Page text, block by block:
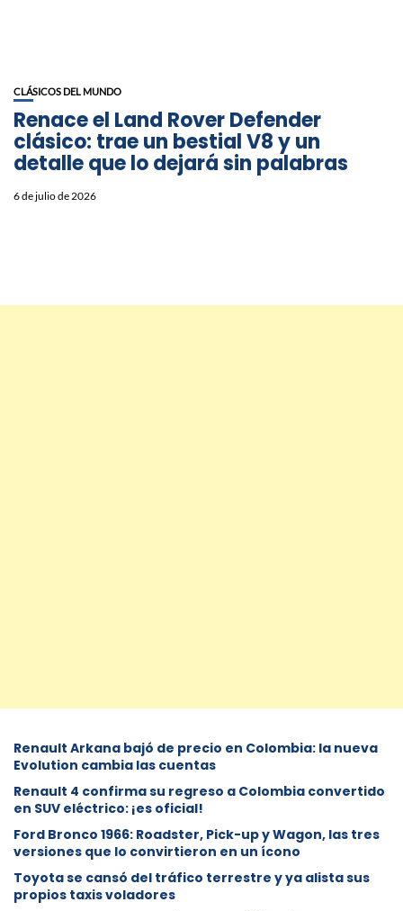
CLÁSICOS DEL MUNDO
Renace el Land Rover Defender
clásico: trae un bestial V8 y un
detalle que lo dejará sin palabras
6 de julio de 2026
Renault Arkana bajó de precio en Colombia: la nueva
Evolution cambia las cuentas
Renault 4 confirma su regreso a Colombia convertido
en SUV eléctrico: ¡es oficial!
Ford Bronco 1966: Roadster, Pick-up y Wagon, las tres
versiones que lo convirtieron en un ícono
Toyota se cansó del tráfico terrestre y ya alista sus
propios taxis voladores